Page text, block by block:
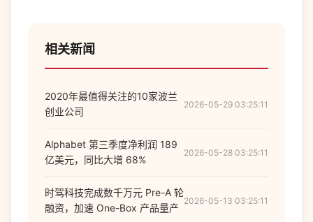
相关新闻
2020年最值得关注的10家波兰
创业公司
2026-05-29 03:25:11
Alphabet 第三季度净利润 189
亿美元，同比大增 68%
2026-05-28 03:25:11
时驾科技完成数千万元 Pre-A 轮
融资，加速 One-Box 产品量产
2026-05-13 03:25:11